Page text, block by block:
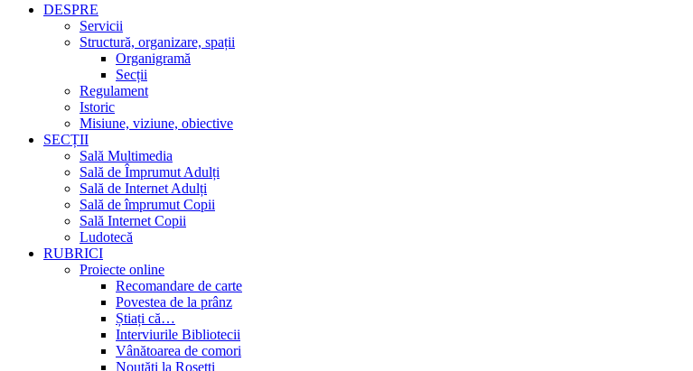
DESPRE
Servicii
Structură, organizare, spații
Organigramă
Secții
Regulament
Istoric
Misiune, viziune, obiective
SECȚII
Sală Multimedia
Sală de Împrumut Adulți
Sală de Internet Adulți
Sală de împrumut Copii
Sală Internet Copii
Ludotecă
RUBRICI
Proiecte online
Recomandare de carte
Povestea de la prânz
Știați că…
Interviurile Bibliotecii
Vânătoarea de comori
Noutăți la Rosetti